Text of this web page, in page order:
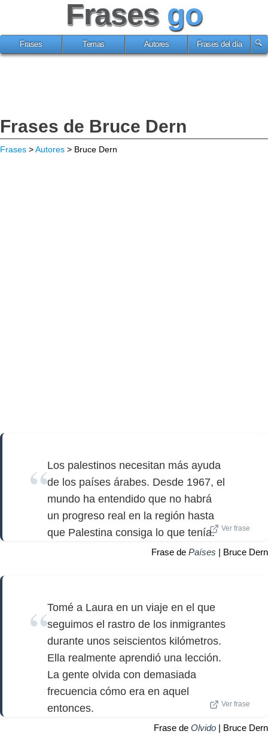
Frases go
Frases Temas Autores Frases del día
Frases de Bruce Dern
Frases >Autores > Bruce Dern
Los palestinos necesitan más ayuda
de los países árabes. Desde 1967, el
mundo ha entendido que no habrá
un progreso real en la región hasta
que Palestina consiga lo que tenía.
Ver frase
Frase de Países | Bruce Dern
Tomé a Laura en un viaje en el que
seguimos el rastro de los inmigrantes
durante unos seiscientos kilómetros.
Ella realmente aprendió una lección.
La gente olvida con demasiada
frecuencia cómo era en aquel
entonces.
Ver frase
Frase de Olvido | Bruce Dern